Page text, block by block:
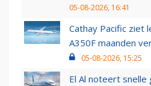
05-08-2026, 16:41
Cathay Pacific ziet
A350F maanden
05-08-2026, 15:25
El Al noteert